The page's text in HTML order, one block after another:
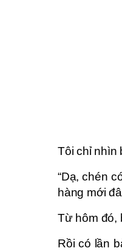
Tôi chỉ nhìn
“Dạ, chén
hàng mới
Từ hôm đó,
Rồi có lần